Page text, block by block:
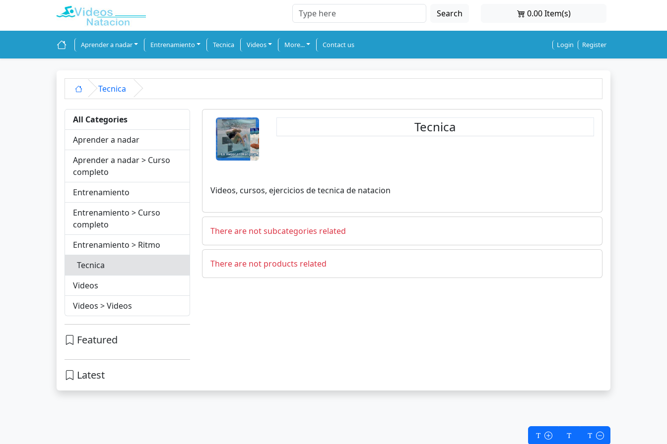
Search 0.00 Item(s)
Aprender a nadar Entrenamiento Tecnica Videos More... Contact us Login Register
Tecnica
All Categories
Aprender a nadar
Aprender a nadar > Curso
completo
Entrenamiento
Entrenamiento > Curso
completo
Entrenamiento > Ritmo
Tecnica
Videos
Videos > Videos
Featured
Latest
Tecnica
Videos, cursos, ejercicios de tecnica de natacion
There are not subcategories related
There are not products related